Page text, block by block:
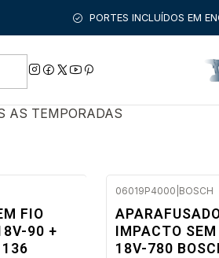
PORTES INCLUÍDOS EM
PRODUTOS FERRAMENTAS SEM
AS TEMPORADAS
FIO
90 +
136
06019P4000 BOSCH
IMPACTO
18V-780